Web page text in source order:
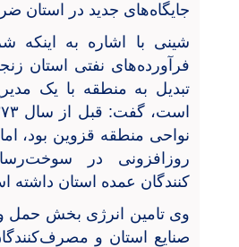
جایگاه‌های جدید در استان
شینی با اشاره به
تبدیل به منطقه با یک
نواحی منطقه قزوین بود،
روزافزونی در
کنندگان عمده استان داشته
وی تامین انرژی بخش حمل
صنایع استان و